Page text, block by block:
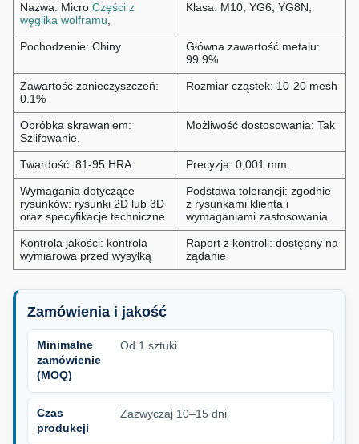
Nazwa: Micro Części z
węglika wolframu
Klasa: M10, YG6, YG8N,
Pochodzenie: Chiny
Główna zawartość metalu:
99.9%
Zawartość zanieczyszczeń:
0.1%
Rozmiar cząstek: 10-20 mesh
Obróbka skrawaniem:
Szlifowanie,
Możliwość dostosowania: Tak
Twardość: 81-95 HRA Precyzja: 0,001 mm.
Wymagania dotyczące
rysunków: rysunki 2D lub 3D
oraz specyfikacje techniczne
Podstawa tolerancji: zgodnie
z rysunkami klienta i
wymaganiami zastosowania
Kontrola jakości: kontrola
wymiarowa przed wysyłką
Raport z kontroli: dostępny na
żądanie
Zamówienia i jakość
Minimalne
zamówienie
(MOQ)
Od 1 sztuki
Czas
produkcji
Zazwyczaj 10–15 dni